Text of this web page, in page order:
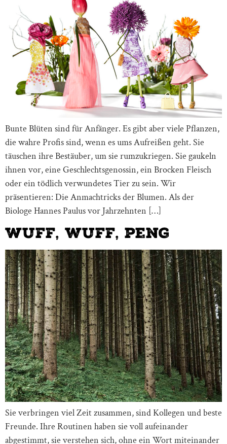
Bunte Blüten sind für Anfänger. Es gibt aber viele Pflanzen,
die wahre Profis sind, wenn es ums Aufreißen geht. Sie
täuschen ihre Bestäuber, um sie rumzukriegen. Sie gaukeln
ihnen vor, eine Geschlechtsgenossin, ein Brocken Fleisch
oder ein tödlich verwundetes Tier zu sein. Wir
präsentieren: Die Anmachtricks der Blumen. Als der
Biologe Hannes Paulus vor Jahrzehnten […]
Wuff, wuff, peng
Sie verbringen viel Zeit zusammen, sind Kollegen und beste
Freunde. Ihre Routinen haben sie voll aufeinander
abgestimmt, sie verstehen sich, ohne ein Wort miteinander